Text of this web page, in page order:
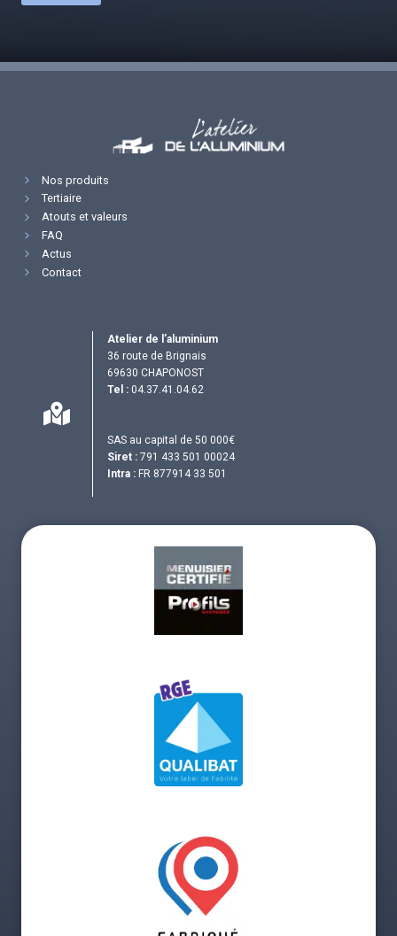
Nos produits
Tertiaire
Atouts et valeurs
FAQ
Actus
Contact
Atelier de l’aluminium
36 route de Brignais
69630 CHAPONOST
Tel : 04.37.41.04.62
SAS au capital de 50 000€
Siret : 791 433 501 00024
Intra : FR 877914 33 501